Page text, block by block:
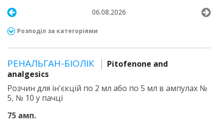
06.08.2026
Розподіл за категоріями
РЕНАЛЬГАН-БІОЛІК
Pitofenone and
analgesics
Розчин для ін'єкцій по 2 мл або по 5 мл в ампулах №
5, № 10 у пачці
75 амп.